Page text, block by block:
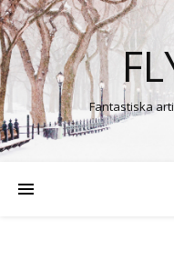
Fantastiska